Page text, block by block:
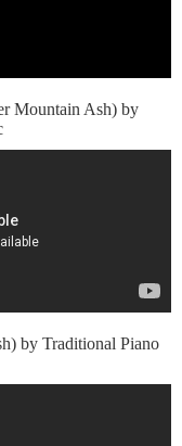
Mountain Ash) by
by Traditional Piano